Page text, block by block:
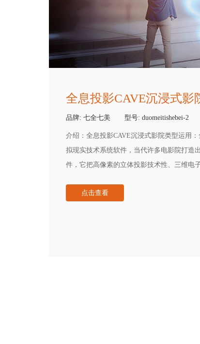
全息投影CAVE沉浸式影
品牌: 七全七美 型号: duomeitishebei-2
介绍： 全息投影CAVE沉浸式影院类型运用
拟现实技术系统软件，当代许多电影院打造
件，它把高像素的立体投影技术性、三维电
放到超大显示屏或是拼接显示屏中，让观众
点击查看